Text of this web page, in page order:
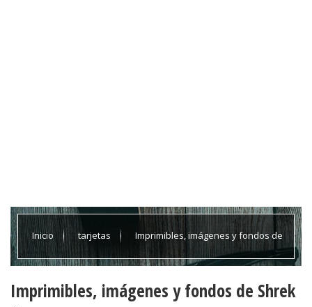
Inicio tarjetas Imprimibles, imágenes y fondos de
Imprimibles, imágenes y fondos de Shrek